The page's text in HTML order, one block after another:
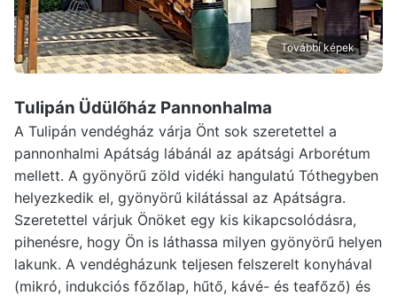
További képek
Tulipán Üdülőház Pannonhalma
A Tulipán vendégház várja Önt sok szeretettel a
pannonhalmi Apátság lábánál az apátsági Arborétum
mellett. A gyönyörű zöld vidéki hangulatú Tóthegyben
helyezkedik el, gyönyörű kilátással az Apátságra.
Szeretettel várjuk Önöket egy kis kikapcsolódásra,
pihenésre, hogy Ön is láthassa milyen gyönyörű helyen
lakunk. A vendégházunk teljesen felszerelt konyhával
(mikró, indukciós főzőlap, hűtő, kávé- és teafőző) és